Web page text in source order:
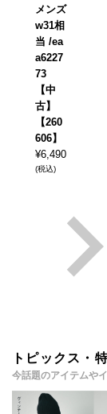
メンズ
w31相
当 /ea
a6227
73
【中
古】
【260
606】
¥6,490
(税込)
トピックス・
今話題のアイテムや